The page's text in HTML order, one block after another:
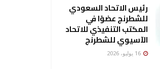
رئيس الاتحاد السعودي
للشطرنج عضوًا في
المكتب التنفيذي للاتحاد
الآسيوي للشطرنج